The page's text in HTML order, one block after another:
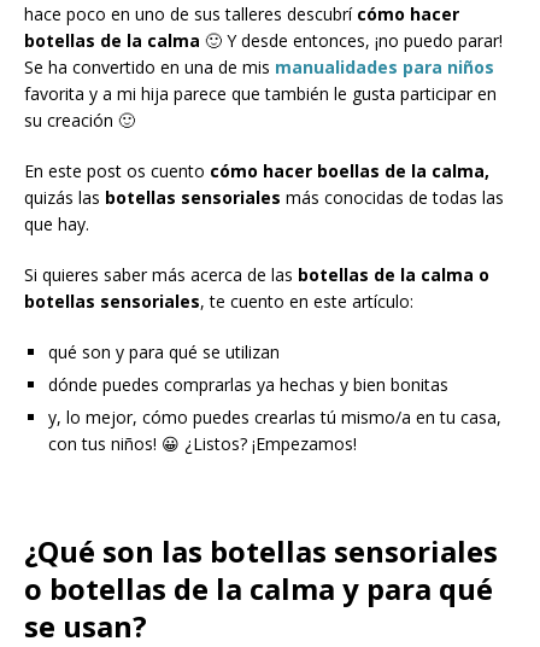
hace poco en uno de sus talleres descubrí cómo hacer
botellas de la calma 🙂 Y desde entonces, ¡no puedo parar!
Se ha convertido en una de mis manualidades para niños
favorita y a mi hija parece que también le gusta participar en
su creación 🙂
En este post os cuento cómo hacer boellas de la calma,
quizás las botellas sensoriales más conocidas de todas las
que hay.
Si quieres saber más acerca de las botellas de la calma o
botellas sensoriales, te cuento en este artículo:
qué son y para qué se utilizan
dónde puedes comprarlas ya hechas y bien bonitas
y, lo mejor, cómo puedes crearlas tú mismo/a en tu casa,
con tus niños! 😀 ¿Listos? ¡Empezamos!
¿Qué son las botellas sensoriales
o botellas de la calma y para qué
se usan?